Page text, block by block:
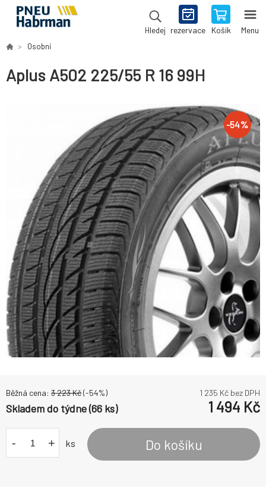
Hledej rezervace Košík Menu
Osobní
Aplus A502 225/55 R 16 99H
-54%
Běžná cena: 3 223Kč(-54%) 1 235 Kč bez DPH
Skladem do týdne (66 ks) 1 494 Kč
- + ks Do košíku